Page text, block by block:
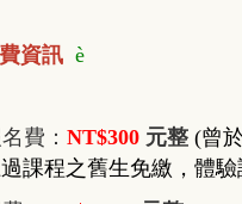
資訊 è
費： NT$300 元整 (曾
課程之舊生免繳，體